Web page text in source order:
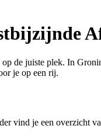
de juiste plek. In
je op een rij.
vind je een overzicht